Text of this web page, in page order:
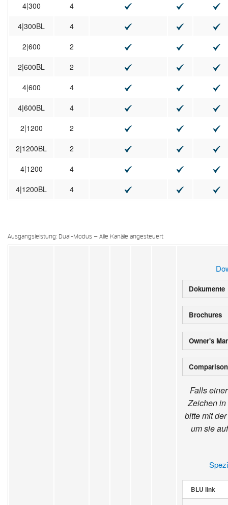
4|300
4
4|300BL
4
2|600
2
2|600BL
2
4|600
4
4|600BL
4
2|1200
2
2|1200BL
2
4|1200
4
4|1200BL
4
Ausgangsleistung: Dual-Modus – Alle Kanäle angesteuert
Dokumente
Brochures
Owner's
Falls
Zeichen in
bitte mit
um sie
BLU link